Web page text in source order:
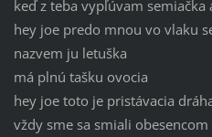
keď z teba vypľúvam semiačka
hey joe predo mnou vo vlaku
nazvem ju letuška
má plnú tašku ovocia
hey joe toto je pristávacia
vždy sme sa smiali